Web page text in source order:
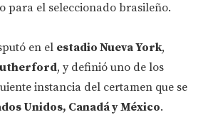
para el seleccionado brasileño.
en el estadio Nueva York,
, y definió uno de los
instancia del certamen que se
Unidos, Canadá y México.